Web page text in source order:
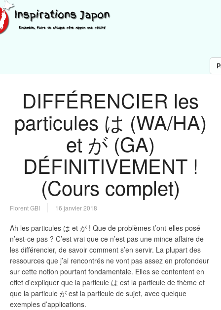
DIFFÉRENCIER les
particules は (WA/HA)
et が (GA)
DÉFINITIVEMENT !
(Cours complet)
Florent GBI 16 janvier 2018
Ah les particules は et が ! Que de problèmes t’ont-elles posé
n’est-ce pas ? C’est vrai que ce n’est pas une mince affaire de
les différencier, de savoir comment s’en servir. La plupart des
ressources que j’ai rencontrés ne vont pas assez en profondeur
sur cette notion pourtant fondamentale. Elles se contentent en
effet d’expliquer que la particule は est la particule de thème et
que la particule が est la particule de sujet, avec quelque
exemples d’applications.